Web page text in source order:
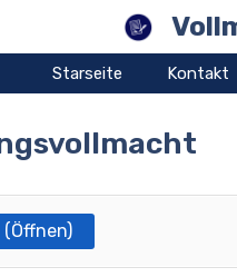
Starseite Kontakt
(Öffnen)